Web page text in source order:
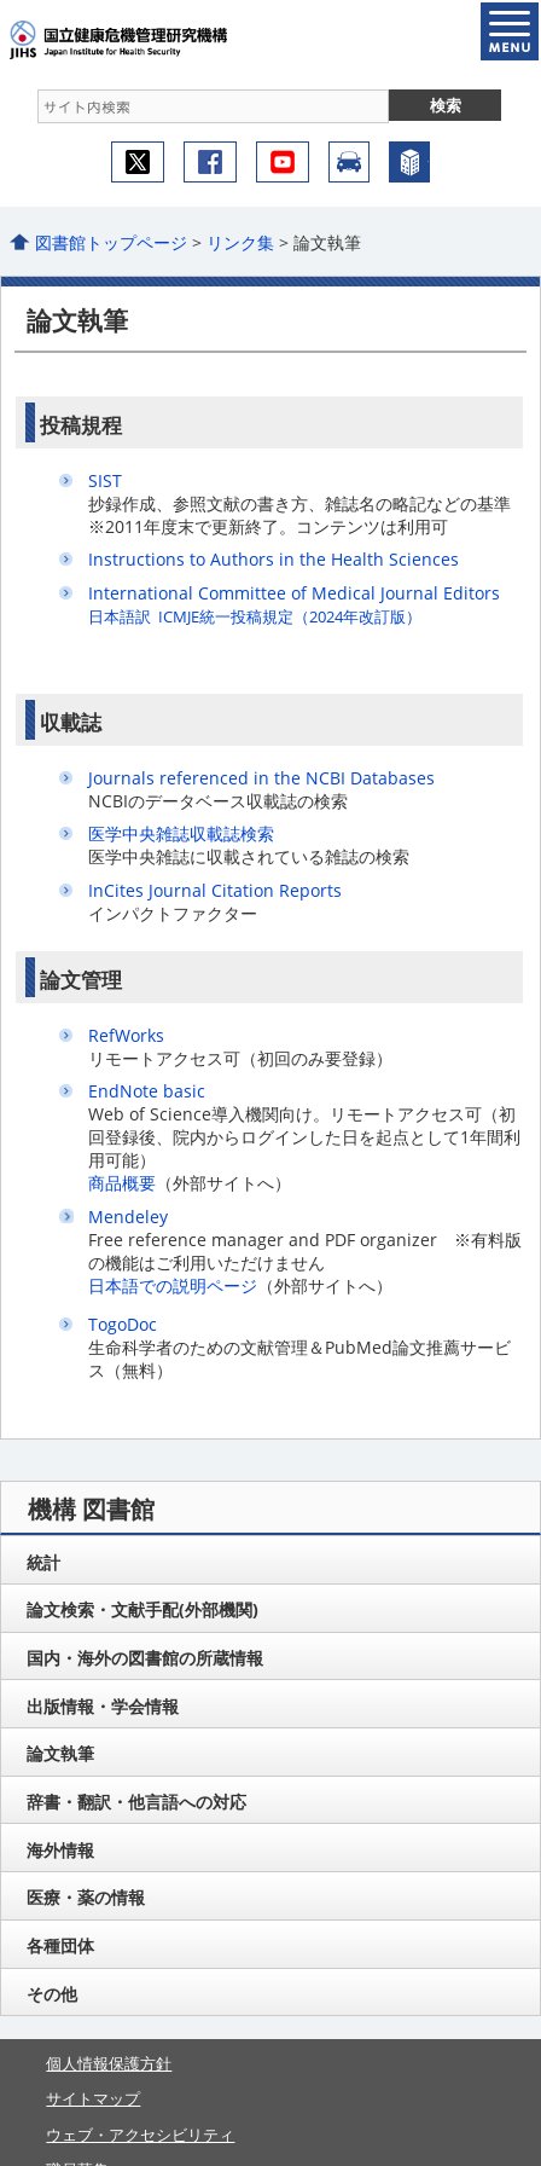
図書館トップページ > リンク集 > 論文執筆
論文執筆
投稿規程
SIST
抄録作成、参照文献の書き方、雑誌名の略記などの基準
※2011年度末で更新終了。コンテンツは利用可
Instructions to Authors in the Health Sciences
International Committee of Medical Journal Editors
日本語訳 ICMJE統一投稿規定（2024年改訂版）
収載誌
Journals referenced in the NCBI Databases
NCBIのデータベース収載誌の検索
医学中央雑誌収載誌検索
医学中央雑誌に収載されている雑誌の検索
InCites Journal Citation Reports
インパクトファクター
論文管理
RefWorks
リモートアクセス可（初回のみ要登録）
EndNote basic
Web of Science導入機関向け。リモートアクセス可（初
回登録後、院内からログインした日を起点として1年間利
用可能）
商品概要 （外部サイトへ）
Mendeley
Free reference manager and PDF organizer ※有料版
の機能はご利用いただけません
日本語での説明ページ （外部サイトへ）
TogoDoc
生命科学者のための文献管理＆PubMed論文推薦サービ
ス（無料）
機構 図書館
統計
論文検索・文献手配(外部機関)
国内・海外の図書館の所蔵情報
出版情報・学会情報
論文執筆
辞書・翻訳・他言語への対応
海外情報
医療・薬の情報
各種団体
その他
個人情報保護方針
サイトマップ
ウェブ・アクセシビリティ